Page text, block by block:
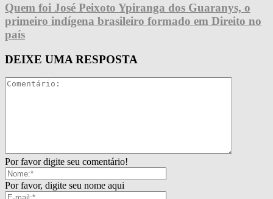
Quem foi José Peixoto Ypiranga dos Guaranys, o
primeiro indígena brasileiro formado em Direito no
país
DEIXE UMA RESPOSTA
Por favor digite seu comentário!
Por favor, digite seu nome aqui